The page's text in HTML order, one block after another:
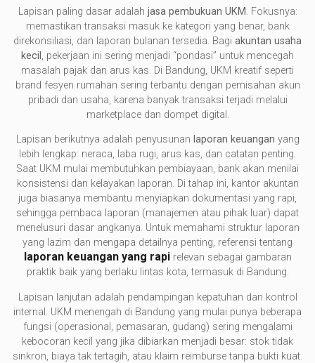
Lapisan paling dasar adalah jasa pembukuan UKM. Fokusnya:
memastikan transaksi masuk ke kategori yang benar, bank
direkonsiliasi, dan laporan bulanan tersedia. Bagi akuntan usaha
kecil , pekerjaan ini sering menjadi “pondasi” untuk mencegah
masalah pajak dan arus kas. Di Bandung, UKM kreatif seperti
brand fesyen rumahan sering terbantu dengan pemisahan akun
pribadi dan usaha, karena banyak transaksi terjadi melalui
marketplace dan dompet digital.
Lapisan berikutnya adalah penyusunan laporan keuangan yang
lebih lengkap: neraca, laba rugi, arus kas, dan catatan penting.
Saat UKM mulai membutuhkan pembiayaan, bank akan menilai
konsistensi dan kelayakan laporan. Di tahap ini, kantor akuntan
juga biasanya membantu menyiapkan dokumentasi yang rapi,
sehingga pembaca laporan (manajemen atau pihak luar) dapat
menelusuri dasar angkanya. Untuk memahami struktur laporan
yang lazim dan mengapa detailnya penting, referensi tentang
laporan keuangan yang rapirelevan sebagai gambaran
praktik baik yang berlaku lintas kota, termasuk di Bandung.
Lapisan lanjutan adalah pendampingan kepatuhan dan kontrol
internal. UKM menengah di Bandung yang mulai punya beberapa
fungsi (operasional, pemasaran, gudang) sering mengalami
kebocoran kecil yang jika dibiarkan menjadi besar: stok tidak
sinkron, biaya tak tertagih, atau klaim reimburse tanpa bukti kuat.